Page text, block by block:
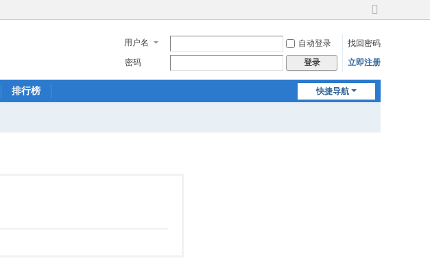
切
到
宽
用户名 自动登录
找回密码
密码
登录 立即注册
快捷导航
排行榜